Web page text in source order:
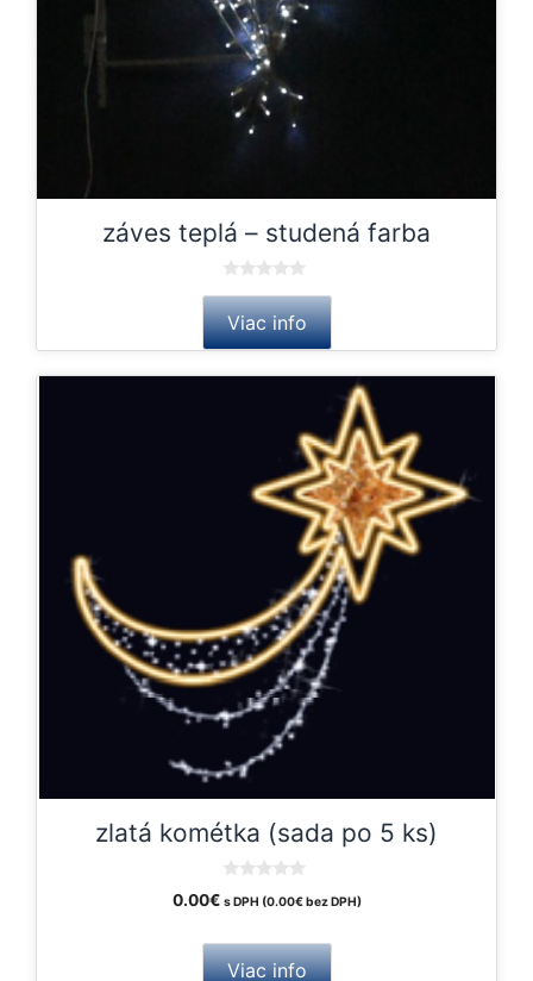
záves teplá – studená farba
0
o
u
t
o
Viac info
zlatá kométka (sada po 5 ks)
o
o
f
0.00€ s DPH (0.00€bez DPH)
Viac info